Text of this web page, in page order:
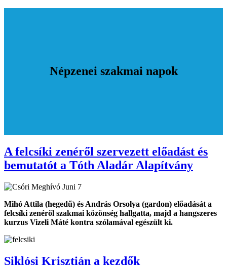
Népzenei szakmai napok
A felcsíki zenéről szervezett előadást és
bemutatót a Tóth Aladár Alapítvány
Mihó Attila (hegedű) és András Orsolya (gardon) előadását a
felcsíki zenéről szakmai közönség hallgatta, majd a hangszeres
kurzus Vizeli Máté kontra szólamával egészült ki.
Siklósi Krisztián a kezdők